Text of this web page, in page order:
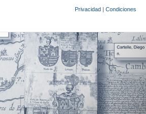
Privacidad | Condiciones